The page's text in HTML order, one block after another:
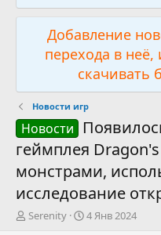
Добавление
перехода в
скачивать
Новости игр
Новости
геймплея
монстрами,
исследование
А
Serenity
Д
4 Янв 2024